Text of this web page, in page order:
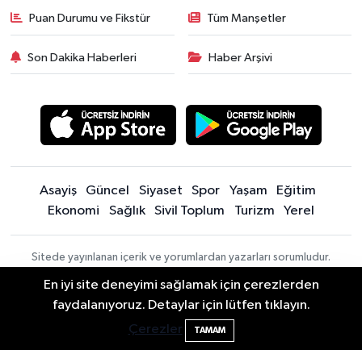
Puan Durumu ve Fikstür Tüm Manşetler
Son Dakika Haberleri Haber Arşivi
Asayiş Güncel Siyaset Spor Yaşam
Eğitim
Ekonomi
Sağlık Sivil Toplum Turizm Yerel
Sitede yayınlanan içerik ve yorumlardan yazarları sorumludur.
Bartın İnfo sorumlu tutulamaz. Sitedeki tüm harici linkler ayrı bir
sayfada açılır. Sitemizde yayınlanan haber, köşe yazıları ve
fotoğraflar izin alınmaksızın kaynak gösterilse dahi, herhangi bir
ortamda kullanılamaz ve yayınlanamaz
En iyi site deneyimi sağlamak için çerezlerden
faydalanıyoruz. Detaylar için lütfen tıklayın.
Çerezler
TAMAM
Bartın'da Şafak Operasyonu: 5 Gözaltı, 4
Şüpheli Aranıyor